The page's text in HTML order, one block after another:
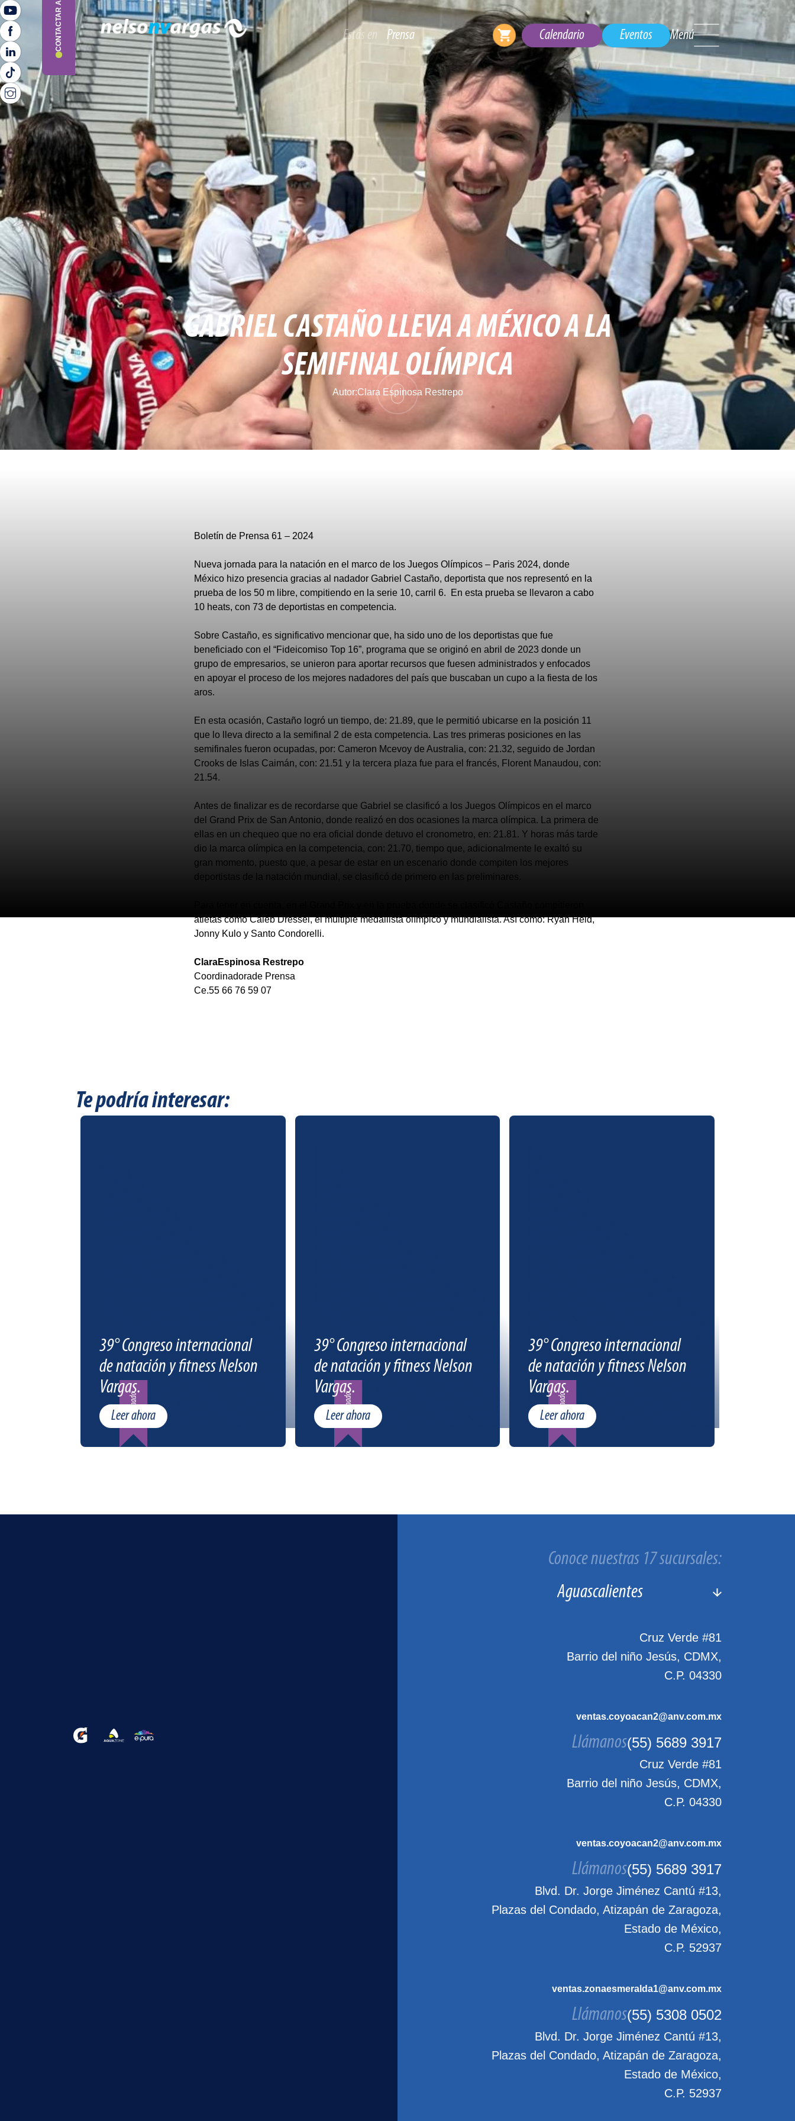
Estás en Prensa Calendario Eventos Menú
GABRIEL CASTAÑO LLEVA A MÉXICO A LA
SEMIFINAL OLÍMPICA
Autor:Clara Espinosa Restrepo
Boletín de Prensa 61 – 2024
Nueva jornada para la natación en el marco de los Juegos Olímpicos – Paris 2024, donde
México hizo presencia gracias al nadador Gabriel Castaño, deportista que nos representó en la
prueba de los 50 m libre, compitiendo en la serie 10, carril 6. En esta prueba se llevaron a cabo
10 heats, con 73 de deportistas en competencia.
Sobre Castaño, es significativo mencionar que, ha sido uno de los deportistas que fue
beneficiado con el “Fideicomiso Top 16”, programa que se originó en abril de 2023 donde un
grupo de empresarios, se unieron para aportar recursos que fuesen administrados y enfocados
en apoyar el proceso de los mejores nadadores del país que buscaban un cupo a la fiesta de los
aros.
En esta ocasión, Castaño logró un tiempo, de: 21.89, que le permitió ubicarse en la posición 11
que lo lleva directo a la semifinal 2 de esta competencia. Las tres primeras posiciones en las
semifinales fueron ocupadas, por: Cameron Mcevoy de Australia, con: 21.32, seguido de Jordan
Crooks de Islas Caimán, con: 21.51 y la tercera plaza fue para el francés, Florent Manaudou, con:
21.54.
Antes de finalizar es de recordarse que Gabriel se clasificó a los Juegos Olímpicos en el marco
del Grand Prix de San Antonio, donde realizó en dos ocasiones la marca olímpica. La primera de
ellas en un chequeo que no era oficial donde detuvo el cronometro, en: 21.81. Y horas más tarde
dio la marca olímpica en la competencia, con: 21.70, tiempo que, adicionalmente le exaltó su
gran momento, puesto que, a pesar de estar en un escenario donde compiten los mejores
deportistas de la natación mundial, se clasificó de primero en las preliminares.
atletas como Caleb Dressel, el múltiple medallista olímpico y mundialista. Así como: Ryan Held,
Jonny Kulo y Santo Condorelli.
ClaraEspinosa Restrepo
Coordinadorade Prensa
Ce.55 66 76 59 07
Te podría interesar:
Patrocinado
39° Congreso internacional
de natación y fitness Nelson
Vargas.
Leer ahora Patrocinado
39° Congreso internacional
de natación y fitness Nelson
Vargas.
Leer ahora Patrocinado
39° Congreso internacional
de natación y fitness Nelson
Vargas.
Leer ahora
Conoce nuestras 17 sucursales:
Cruz Verde #81
Barrio del niño Jesús, CDMX,
C.P. 04330
ventas.coyoacan2@anv.com.mx
Llámanos(55) 5689 3917
Cruz Verde #81
Barrio del niño Jesús, CDMX,
C.P. 04330
ventas.coyoacan2@anv.com.mx
Llámanos(55) 5689 3917
Blvd. Dr. Jorge Jiménez Cantú #13,
Plazas del Condado, Atizapán de Zaragoza,
Estado de México,
C.P. 52937
ventas.zonaesmeralda1@anv.com.mx
Llámanos(55) 5308 0502
Blvd. Dr. Jorge Jiménez Cantú #13,
Plazas del Condado, Atizapán de Zaragoza,
Estado de México,
C.P. 52937